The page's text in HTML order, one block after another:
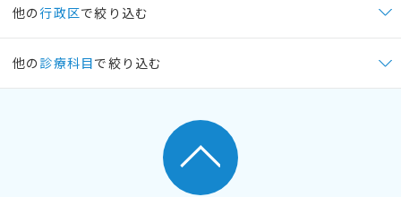
他の行政区で絞り込む
他の 診療科目で絞り込む